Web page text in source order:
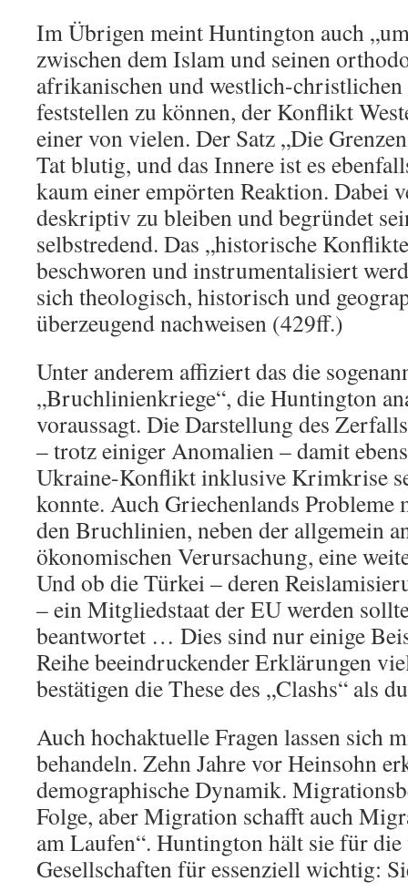
Im Übrigen meint Huntington auch
zwischen dem Islam und seinen
afrikanischen und westlich-
feststellen zu können, der Konflikt
einer von vielen. Der Satz „Die
Tat blutig, und das Innere ist es
kaum einer empörten Reaktion. Dabei
deskriptiv zu bleiben und begründet
selbstredend. Das „historische
beschworen und instrumentalisiert
sich theologisch, historisch und
überzeugend nachweisen (429ff.)
Unter anderem affiziert das die
„Bruchlinienkriege“, die Huntington
voraussagt. Die Darstellung des
– trotz einiger Anomalien – damit
Ukraine-Konflikt inklusive Krimkrise
konnte. Auch Griechenlands
den Bruchlinien, neben der allgemein
ökonomischen Verursachung, eine
Und ob die Türkei – deren
– ein Mitgliedstaat der EU werden
beantwortet … Dies sind nur einige
Reihe beeindruckender Erklärungen
bestätigen die These des „Clashs“ als
Auch hochaktuelle Fragen lassen sich
behandeln. Zehn Jahre vor Heinsohn
demographische Dynamik.
Folge, aber Migration schafft auch
am Laufen“. Huntington hält sie für die
Gesellschaften für essenziell wichtig: